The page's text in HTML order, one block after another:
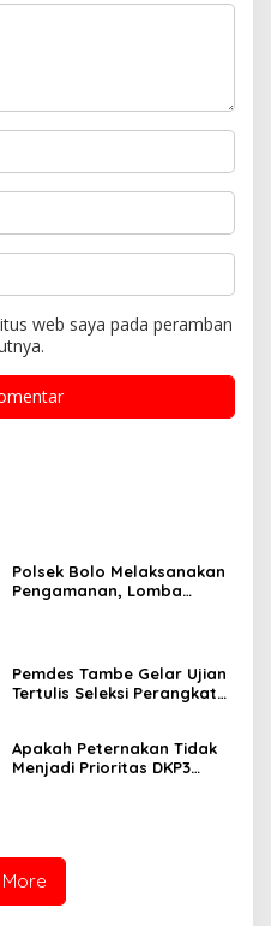
web saya pada peramban
Polsek Bolo Melaksanakan
Pengamanan, Lomba
RI ke-80 .
Pemdes Tambe Gelar Ujian
Tertulis Seleksi Perangkat
Apakah Peternakan Tidak
Menjadi Prioritas DKP3